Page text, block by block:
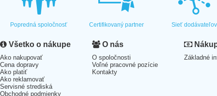
Popredná spoločnosť Certifikovaný partner Sieť dodávateľov
Všetko o nákupe
Ako nakupovať
Cena dopravy
Ako platiť
Ako reklamovať
Servisné strediská
Obchodné podmienky
O nás
O spoločnosti
Voľné pracovné pozície
Kontakty
Základné